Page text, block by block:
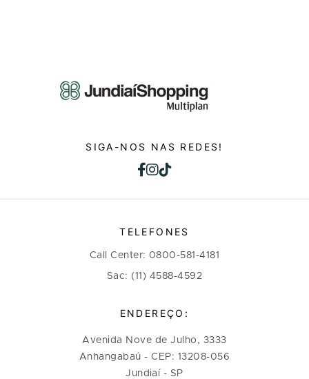
SIGA-NOS NAS REDES!
TELEFONES
Call Center: 0800-581-4181
Sac: (11) 4588-4592
ENDEREÇO:
Avenida Nove de Julho, 3333
Anhangabaú - CEP: 13208-056
Jundiaí - SP